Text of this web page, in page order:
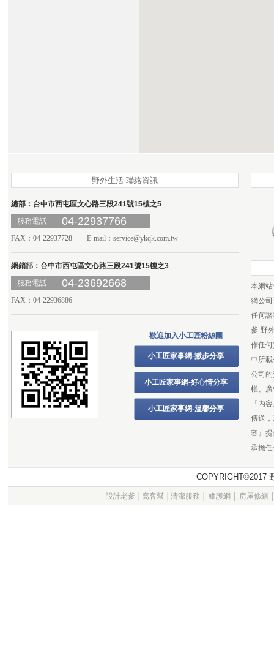
野外生活-聯絡資訊
總部：台中市西屯區文心路三段241號15樓之5
服務電話
04-22937766
FAX：04-22937728 E-mail： service@ykqk.com.tw
網銷部：台中市西屯區文心路三段241號15樓之3
服務電話
04-23692668
FAX：04-22936886
歡迎加入小工匠粉絲團
小工匠家事網-撇步分享
小工匠家事網-好心情分享
小工匠家事網-溫馨分享
本網
網公
任何
爹-野
作任
中所
公司
權、
『內
傳送
容』
承擔
設計老爹 窩客幫 清潔服務 維護網 房屋修繕